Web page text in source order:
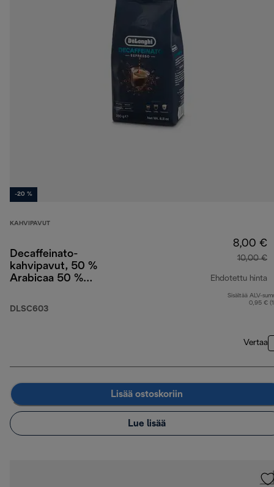
-20 %
KAHVIPAVUT
Decaffeinato-
kahvipavut, 50 %
Arabicaa 50 %
DLSC603
8,00 €
10,00 €
Ehdotettu hinta
Sisältää ALV-
0,95 €
Vertaa
Lisää ostoskoriin
Lue lisää